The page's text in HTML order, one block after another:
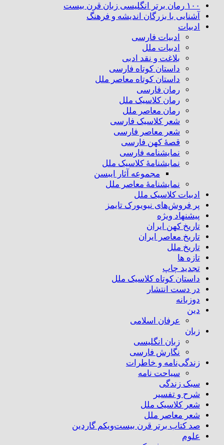
۱۰۰ رمان برتر انگلیسی زبان قرن بیست
آشنایی با بزرگان اندیشه و فرهنگ
ادبیات
ادبیات فارسی
ادبیات ملل
بلاغت و نقد ادبی
داستان کوتاه فارسی
داستان کوتاه معاصر ملل
رمان فارسی
رمان کلاسیک ملل
رمان معاصر ملل
شعر کلاسیک فارسی
شعر معاصر فارسی
قصهٔ کهن فارسی
نمایشنامه فارسی
نمایشنامهٔ کلاسیک ملل
مجموعه آثار ایبسن
نمایشنامهٔ معاصر ملل
ادبیات کلاسیک ملل
پر فروش‌های نیویورک تایمز
پیشنهاد ویژه
تاریخ کهن ایران
تاریخ معاصر ایران
تاریخ ملل
تازه ها
تجدید چاپ
داستان کوتاه کلاسیک ملل
در دست انتشار
دوزبانه
دین
عرفان اسلامی
زبان
زبان انگلیسی
نگارش فارسی
زندگی‌نامه و خاطرات
سیاحت نامه
سبک زندگی
شرح و تفسیر
شعر کلاسیک ملل
شعر معاصر ملل
صد کتاب برتر قرن بیست‌و‌یکم گاردین
علوم